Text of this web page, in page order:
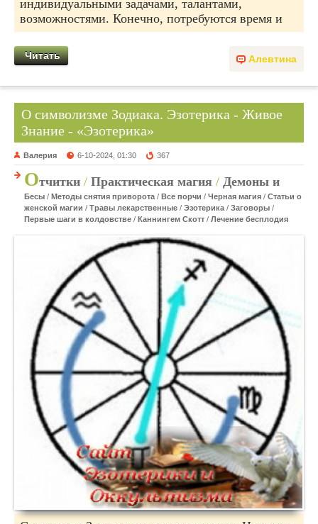
индивидуальными задачами, талантами,
возможностями. Конечно, потребуются время и
Алевтина
Читать
О символизме Зодиака. Эзотерика - Живое
Знание - «Эзотерика»
Валерия 6-10-2024, 01:30 367
Отчитки / Практическая магия / Демоны и
Бесы / Методы снятия приворота / Все порчи / Черная магия / Статьи о
женской магии / Травы лекарственные / Эзотерика / Заговоры /
Первые шаги в колдовстве / Каннингем Скотт / Лечение бесплодия